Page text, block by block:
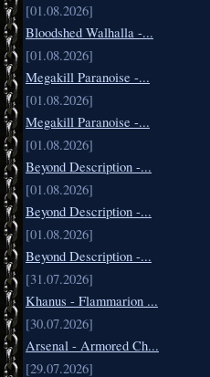
[01.08.2026]
Bloodshed Walhalla -...
[01.08.2026]
Megakill Paranoise -...
[01.08.2026]
Megakill Paranoise -...
[01.08.2026]
Beyond Description -...
[01.08.2026]
Beyond Description -...
[01.08.2026]
Beyond Description -...
[31.07.2026]
Khanus - Flammarion ...
[30.07.2026]
Arsenal - Armored Ch...
[29.07.2026]